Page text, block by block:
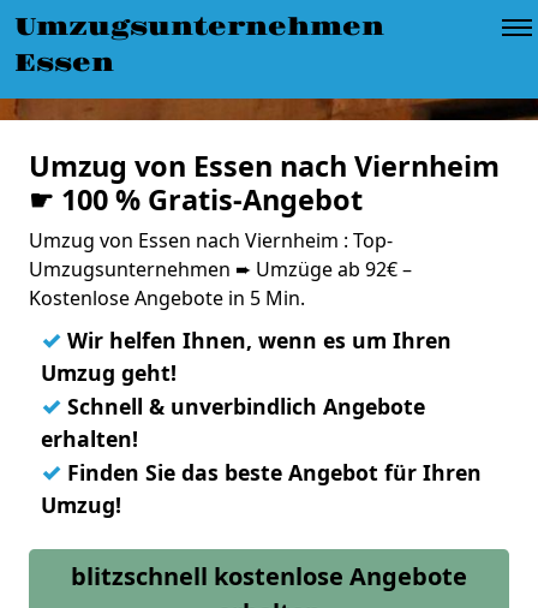
Umzugsunternehmen
Essen
Umzug von Essen nach Viernheim
☛ 100 % Gratis-Angebot
Umzug von Essen nach Viernheim : Top-
Umzugsunternehmen ➨ Umzüge ab 92€ –
Kostenlose Angebote in 5 Min.
✓ Wir helfen Ihnen, wenn es um Ihren
Umzug geht!
✓ Schnell & unverbindlich Angebote
erhalten!
✓ Finden Sie das beste Angebot für Ihren
Umzug!
blitzschnell kostenlose Angebote